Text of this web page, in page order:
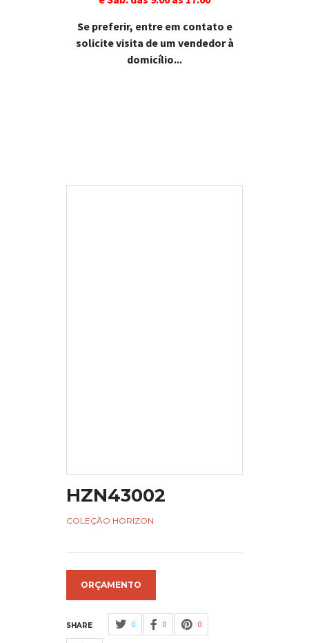
Se preferir, entre em contato e
solicite visita de um vendedor à
domicílio...
HZN43002
COLEÇÃO HORIZON
ORÇAMENTO
SHARE 0 0 0